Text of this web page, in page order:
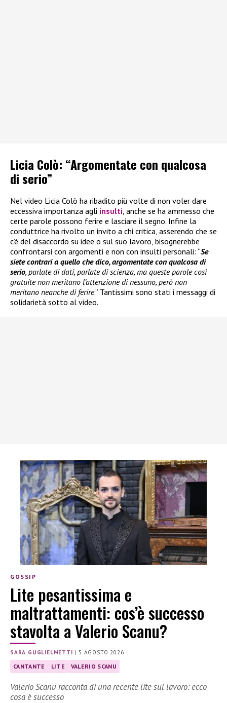
Licia Colò: “Argomentate con qualcosa
di serio”
Nel video Licia Colò ha ribadito più volte di non voler dare
eccessiva importanza agli insulti , anche se ha ammesso che
certe parole possono ferire e lasciare il segno. Infine la
conduttrice ha rivolto un invito a chi critica, asserendo che se
c’è del disaccordo su idee o sul suo lavoro, bisognerebbe
confrontarsi con argomenti e non con insulti personali: “Se
siete contrari a quello che dico, argomentate con qualcosa di
serio, parlate di dati, parlate di scienza, ma queste parole così
gratuite non meritano l’attenzione di nessuno, però non
meritano neanche di ferire.” Tantissimi sono stati i messaggi di
solidarietà sotto al video.
GOSSIP
Lite pesantissima e
maltrattamenti: cos’è successo
stavolta a Valerio Scanu?
SARA GUGLIELMETTI |5 AGOSTO 2026
CANTANTE LITE VALERIO SCANU
Valerio Scanu racconta di una recente lite sul lavoro: ecco
cosa è successo